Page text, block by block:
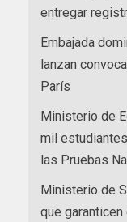
entregar
Embajada
lanzan
París
Ministerio de
mil
las Pruebas
Ministerio de
que